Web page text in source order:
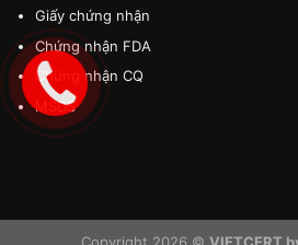
Giấy chứng nhận
Chứng nhận FDA
Chứng nhận CQ
MSDS